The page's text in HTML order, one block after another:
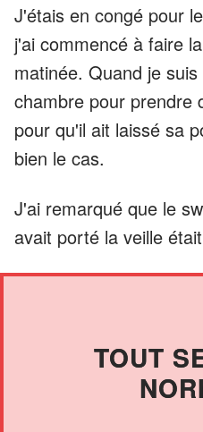
J'étais en congé pour
j'ai commencé à faire
matinée. Quand je
chambre pour prendre
pour qu'il ait laissé sa
bien le cas.
J'ai remarqué que le
avait porté la veille
TOUT